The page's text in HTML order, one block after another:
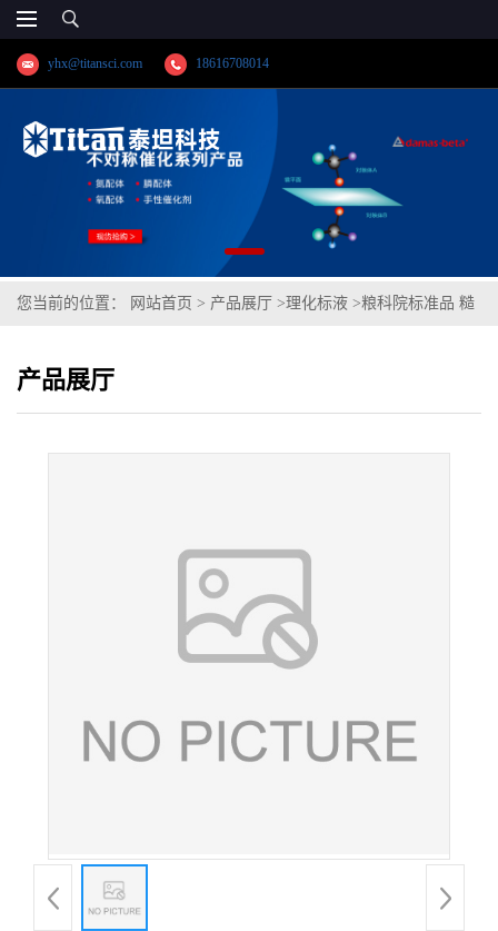
yhx@titansci.com 18616708014
您当前的位置： 网站首页 > 产品展厅 >理化标液 >粮科院标准品 糙
产品展厅